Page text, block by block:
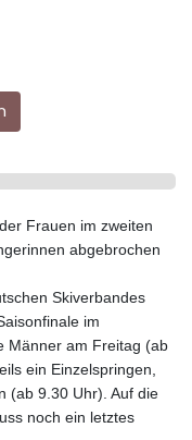
Frauen im zweiten
abgebrochen
Skiverbandes
im
Männer am Freitag (ab
ein Einzelspringen,
(ab 9.30 Uhr). Auf die
noch ein letztes